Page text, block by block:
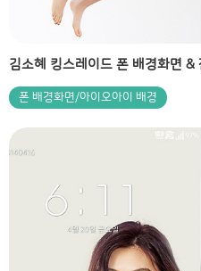
김소혜 킹스레이드 폰 배경화면 &
폰 배경화면/아이오아이 배경